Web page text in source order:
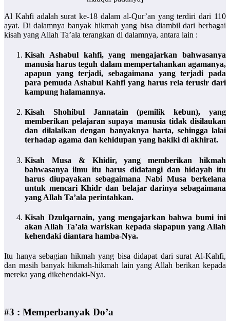
Al Kahfi adalah surat ke-18 dalam al-Qur’an yang terdiri dari 110
ayat. Di dalamnya banyak hikmah yang bisa diambil dari berbagai
kisah yang Allah Ta’ala terangkan di dalamnya, antara lain :
Kisah Ashabul kahfi, yang mengajarkan bahwasanya
manusia harus teguh dalam mempertahankan agamanya,
apapun yang terjadi, sebagaimana yang terjadi pada
para pemuda Ashabul Kahfi yang harus rela terusir dari
kampung halamannya.
Kisah Shohibul Jannatain (pemilik kebun), yang
memberikan pelajaran supaya manusia tidak disilaukan
dan dilalaikan dengan banyaknya harta, sehingga lalai
terhadap agama dan kehidupan yang hakiki di akhirat.
Kisah Musa & Khidir, yang memberikan hikmah
bahwasanya ilmu itu harus didatangi dan hidayah itu
harus diupayakan sebagaimana Nabi Musa berkelana
untuk mencari Khidr dan belajar darinya sebagaimana
yang Allah Ta’ala perintahkan.
Kisah Dzulqarnain, yang mengajarkan bahwa bumi ini
akan Allah Ta’ala wariskan kepada siapapun yang Allah
kehendaki diantara hamba-Nya.
Itu hanya sebagian hikmah yang bisa didapat dari surat Al-Kahfi,
dan masih banyak hikmah-hikmah lain yang Allah berikan kepada
mereka yang dikehendaki-Nya.
#3 : Memperbanyak Do’a